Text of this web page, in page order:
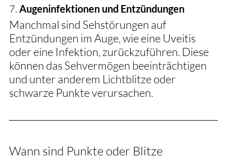
7. Augeninfektionen und Entzündungen
Manchmal sind Sehstörungen auf
Entzündungen im Auge, wie eine Uveitis
oder eine Infektion, zurückzuführen. Diese
können das Sehvermögen beeinträchtigen
und unter anderem Lichtblitze oder
schwarze Punkte verursachen.
Wann sind Punkte oder Blitze